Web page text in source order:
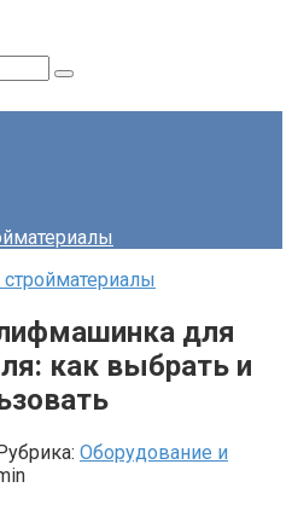
для
как выбрать и
Оборудование и